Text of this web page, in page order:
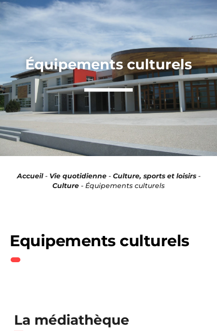
Équipements culturels
Accueil- Vie quotidienne- Culture, sports et loisirs-
Culture - Équipements culturels
Equipements culturels
La médiathèque
Panneau de gestion des cookies